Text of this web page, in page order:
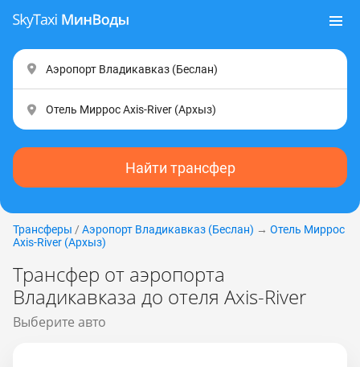
Найти трансфер
Трансферы / Аэропорт Владикавказ (Беслан) → Отель Миррос
Axis-River (Apxыз)
Трансфер от аэропорта
Владикавказа до отеля Axis-River
Выберите авто